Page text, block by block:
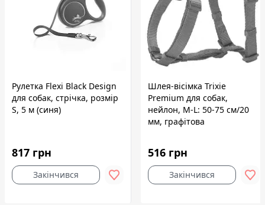
Рулетка Flexi Black Design
для собак, стрічка, розмір
S, 5 м (синя)
817 грн
Закінчився
Шлея-вісімка Trixie
Premium для собак,
нейлон, M-L: 50-75 см/20
мм, графітова
516 грн
Закінчився